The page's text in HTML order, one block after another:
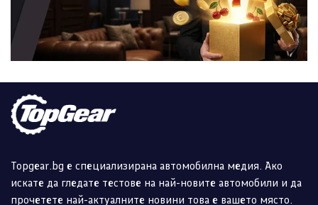
Topgear.bg е специализирана автомобилна медия. Ако
искате да гледате тестове на най-новите автомобили и да
прочетете най-актуалните новини това е вашето място.